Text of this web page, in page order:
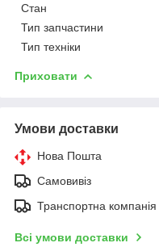
Стан
Тип запчастини
Тип техніки
Приховати
Умови доставки
Нова Пошта
Самовивіз
Транспортна компанія
Всі умови доставки